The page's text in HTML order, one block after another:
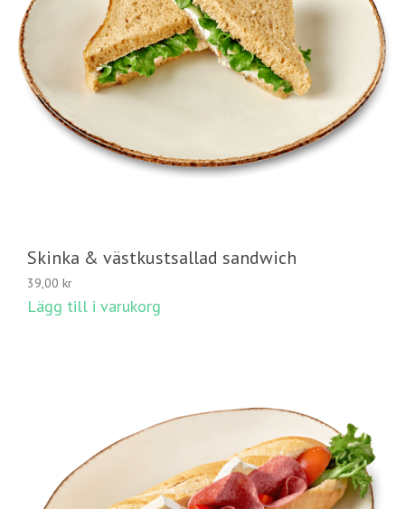
Skinka & västkustsallad sandwich
39,00 kr
Lägg till i varukorg